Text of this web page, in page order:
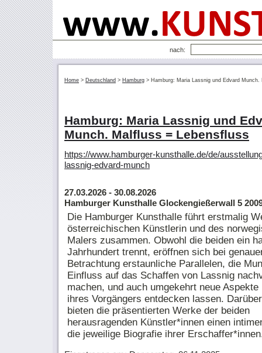
nach:
Home > Deutschland > Hamburg > Hamburg: Maria Lassnig und Edvard
Hamburg: Maria Lassnig und
Munch. Malfluss = Lebensfluss
https://www.hamburger-kunsthalle.de/de/
lassnig-edvard-munch
27.03.2026 - 30.08.2026
Hamburger Kunsthalle Glockengießerwall 5
Die Hamburger Kunsthalle führt erstmalig
österreichischen Künstlerin und des
Malers zusammen. Obwohl die beiden ein
Jahrhundert trennt, eröffnen sich bei
Betrachtung erstaunliche Parallelen, die
Einfluss auf das Schaffen von Lassnig
machen, und auch umgekehrt neue
ihres Vorgängers entdecken lassen.
bieten die präsentierten Werke der beiden
herausragenden Künstler*innen einen
die jeweilige Biografie ihrer